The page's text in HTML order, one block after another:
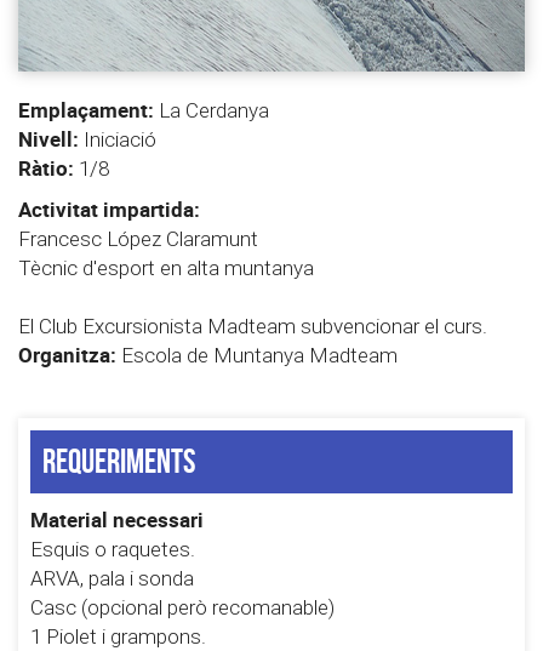
Emplaçament: La Cerdanya
Nivell: Iniciació
Ràtio: 1/8
Activitat impartida:
Francesc López Claramunt
Tècnic d'esport en alta muntanya
El Club Excursionista Madteam subvencionar el curs.
Organitza: Escola de Muntanya Madteam
Requeriments
Material necessari
Esquis o raquetes.
ARVA, pala i sonda
Casc (opcional però recomanable)
1 Piolet i grampons.